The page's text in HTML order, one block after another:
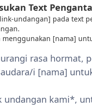
Text
undangan] pada text
[nama]